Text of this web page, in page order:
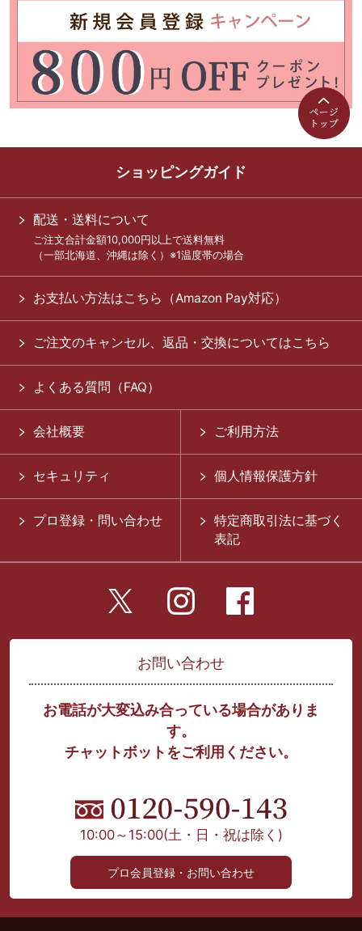
ショッピングガイド
配送・送料について
ご注文合計金額10,000円以上で送料無料
（一部北海道、沖縄は除く）※1温度帯の場合
お支払い方法はこちら（Amazon Pay対応）
ご注文のキャンセル、返品・交換についてはこちら
よくある質問（FAQ）
会社概要 ご利用方法
セキュリティ 個人情報保護方針
プロ登録・問い合わせ
特定商取引法に基づく
表記
お問い合わせ
お電話が大変込み合っている場合がありま
す。
チャットボットをご利用ください。
10:00～15:00(土・日・祝は除く)
プロ会員登録・お問い合わせ